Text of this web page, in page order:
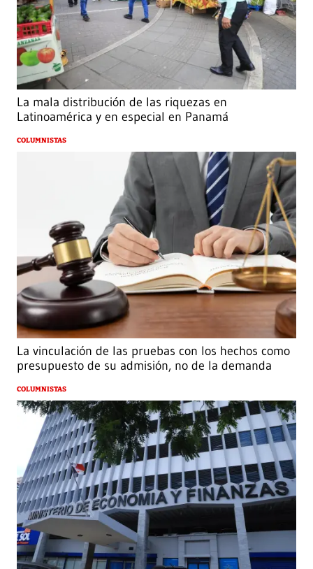
La mala distribución de las riquezas en
Latinoamérica y en especial en Panamá
COLUMNISTAS
La vinculación de las pruebas con los hechos como
presupuesto de su admisión, no de la demanda
COLUMNISTAS